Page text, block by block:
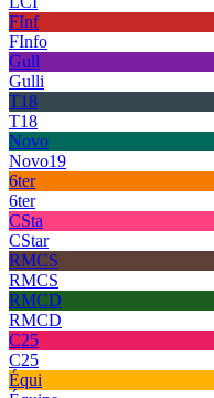
FInf
FInfo
Gull
Gulli
T18
T18
Novo
Novo19
6ter
6ter
CSta
CStar
RMCS
RMCS
RMCD
RMCD
C25
C25
Équi